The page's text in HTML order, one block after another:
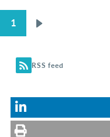
1
RSS feed